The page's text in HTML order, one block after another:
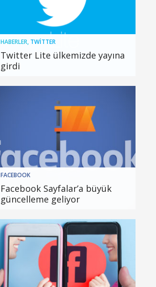
HABERLER, TWITTER
Twitter Lite ülkemizde yayına
girdi
FACEBOOK
Facebook Sayfalar’a büyük
güncelleme geliyor